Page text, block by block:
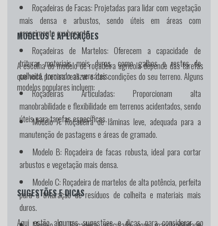
Roçadeiras de Facas:Projetadas para lidar com vegetação
mais densa e arbustos, sendo úteis em áreas com
crescimento exuberante.
Roçadeiras de Martelos: Oferecem a capacidade de
triturar materiais mais duros, como galhos e restos de
colheita, tornando-as versáteis.
Roçadeiras Articuladas: Proporcionam alta
manobrabilidade e flexibilidade em terrenos acidentados, sendo
úteis para tarefas específicas.
MODELOS E APLICAÇÕES
A escolha do modelo de roçadeira agrícola depende das tarefas
que você precisa realizar e das condições do seu terreno. Alguns
modelos populares incluem:
Modelo A:Roçadeira de lâminas leve, adequada para a
manutenção de pastagens e áreas de gramado.
Modelo B: Roçadeira de facas robusta, ideal para cortar
arbustos e vegetação mais densa.
Modelo C:Roçadeira de martelos de alta potência, perfeita
para a trituração de resíduos de colheita e materiais mais
duros.
SUGESTÕES E DICAS
Aqui estão algumas sugestões e dicas para considerar ao